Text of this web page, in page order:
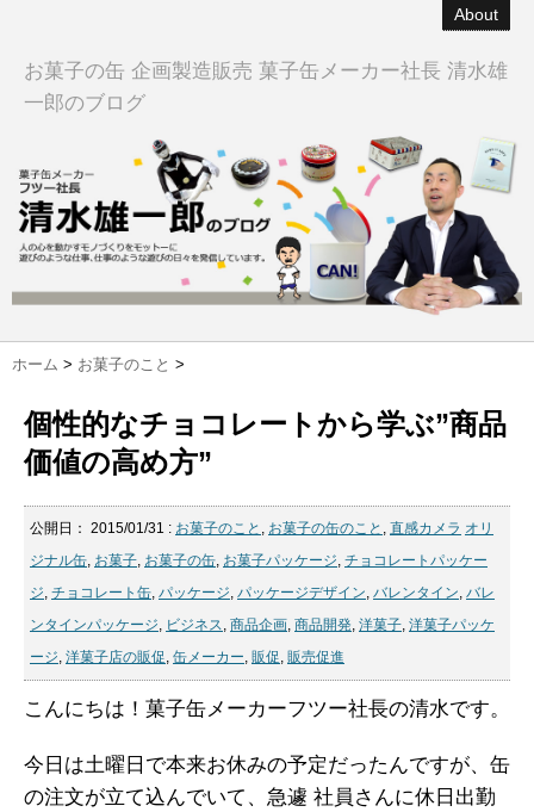
About
お菓子の缶 企画製造販売 菓子缶メーカー社長 清水雄
一郎のブログ
ホーム > お菓子のこと >
個性的なチョコレートから学ぶ”商品
価値の高め方”
公開日： 2015/01/31 : お菓子のこと , お菓子の缶のこと , 直感カメラ オリ
ジナル缶, お菓子, お菓子の缶, お菓子パッケージ, チョコレートパッケー
ジ, チョコレート缶, パッケージ, パッケージデザイン, バレンタイン, バレ
ンタインパッケージ, ビジネス, 商品企画, 商品開発, 洋菓子, 洋菓子パッケ
ージ, 洋菓子店の販促, 缶メーカー, 販促, 販売促進
こんにちは！菓子缶メーカーフツー社長の清水です。
今日は土曜日で本来お休みの予定だったんですが、缶
の注文が立て込んでいて、急遽 社員さんに休日出勤